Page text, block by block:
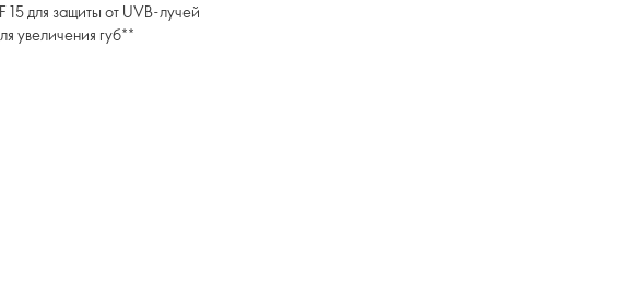
15 для защиты от UVB-лучей
увеличения губ**